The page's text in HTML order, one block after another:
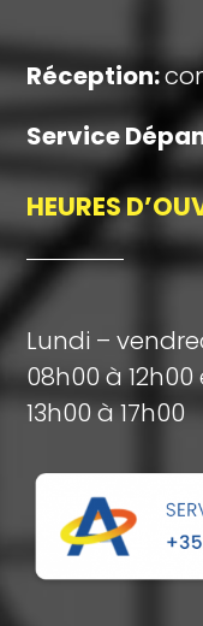
Réception:
Service
HEURES
Lundi –
08h00 à 12h00
13h00 à 17h00